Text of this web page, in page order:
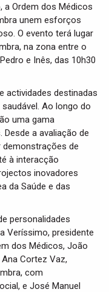
a Ordem dos Médicos
unem esforços
O evento terá lugar
na zona entre o
e Inês, das 10h30
actividades destinadas
Ao longo do
uma gama
a avaliação de
demonstrações de
à interacção
inovadores
da Saúde e das
personalidades
Veríssimo, presidente
dos Médicos, João
Cortez Vaz,
com
e José Manuel